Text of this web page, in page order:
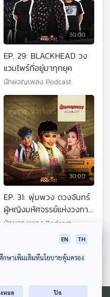
30:00
EP. 29: BLACKHEAD วง
แวมไพร์ที่อยู่มาทุกยุค
นักผจญเพลง Podcast
30:00
EP. 31: พุ่มพวง ดวงจันทร์
ผู้หญิงมหัศจรรย์แห่งวงการ
เพลงลูกทุ่ง
นักผจญเพลง Podcast
EN TH
กษาเพิ่มเติมที่นโยบายคุ้มครอง
หมด ปิด